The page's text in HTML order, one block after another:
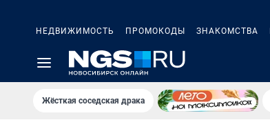
НЕДВИЖИМОСТЬ ПРОМОКОДЫ ЗНАКОМСТВА
Жёсткая соседская драка